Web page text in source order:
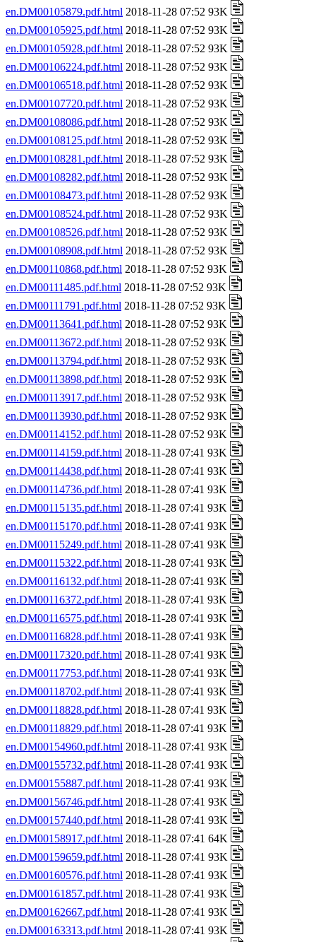
en.DM00105879.pdf.html 2018-11-28 07:52 93K
en.DM00105925.pdf.html 2018-11-28 07:52 93K
en.DM00105928.pdf.html 2018-11-28 07:52 93K
en.DM00106224.pdf.html 2018-11-28 07:52 93K
en.DM00106518.pdf.html 2018-11-28 07:52 93K
en.DM00107720.pdf.html 2018-11-28 07:52 93K
en.DM00108086.pdf.html 2018-11-28 07:52 93K
en.DM00108125.pdf.html 2018-11-28 07:52 93K
en.DM00108281.pdf.html 2018-11-28 07:52 93K
en.DM00108282.pdf.html 2018-11-28 07:52 93K
en.DM00108473.pdf.html 2018-11-28 07:52 93K
en.DM00108524.pdf.html 2018-11-28 07:52 93K
en.DM00108526.pdf.html 2018-11-28 07:52 93K
en.DM00108908.pdf.html 2018-11-28 07:52 93K
en.DM00110868.pdf.html 2018-11-28 07:52 93K
en.DM00111485.pdf.html 2018-11-28 07:52 93K
en.DM00111791.pdf.html 2018-11-28 07:52 93K
en.DM00113641.pdf.html 2018-11-28 07:52 93K
en.DM00113672.pdf.html 2018-11-28 07:52 93K
en.DM00113794.pdf.html 2018-11-28 07:52 93K
en.DM00113898.pdf.html 2018-11-28 07:52 93K
en.DM00113917.pdf.html 2018-11-28 07:52 93K
en.DM00113930.pdf.html 2018-11-28 07:52 93K
en.DM00114152.pdf.html 2018-11-28 07:52 93K
en.DM00114159.pdf.html 2018-11-28 07:41 93K
en.DM00114438.pdf.html 2018-11-28 07:41 93K
en.DM00114736.pdf.html 2018-11-28 07:41 93K
en.DM00115135.pdf.html 2018-11-28 07:41 93K
en.DM00115170.pdf.html 2018-11-28 07:41 93K
en.DM00115249.pdf.html 2018-11-28 07:41 93K
en.DM00115322.pdf.html 2018-11-28 07:41 93K
en.DM00116132.pdf.html 2018-11-28 07:41 93K
en.DM00116372.pdf.html 2018-11-28 07:41 93K
en.DM00116575.pdf.html 2018-11-28 07:41 93K
en.DM00116828.pdf.html 2018-11-28 07:41 93K
en.DM00117320.pdf.html 2018-11-28 07:41 93K
en.DM00117753.pdf.html 2018-11-28 07:41 93K
en.DM00118702.pdf.html 2018-11-28 07:41 93K
en.DM00118828.pdf.html 2018-11-28 07:41 93K
en.DM00118829.pdf.html 2018-11-28 07:41 93K
en.DM00154960.pdf.html 2018-11-28 07:41 93K
en.DM00155732.pdf.html 2018-11-28 07:41 93K
en.DM00155887.pdf.html 2018-11-28 07:41 93K
en.DM00156746.pdf.html 2018-11-28 07:41 93K
en.DM00157440.pdf.html 2018-11-28 07:41 93K
en.DM00158917.pdf.html 2018-11-28 07:41 64K
en.DM00159659.pdf.html 2018-11-28 07:41 93K
en.DM00160576.pdf.html 2018-11-28 07:41 93K
en.DM00161857.pdf.html 2018-11-28 07:41 93K
en.DM00162667.pdf.html 2018-11-28 07:41 93K
en.DM00163313.pdf.html 2018-11-28 07:41 93K